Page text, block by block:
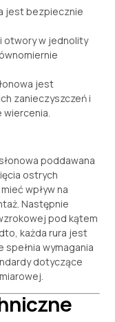
jest bezpiecznie
otwory w jednolity
jest
zanieczyszczeń i
wiercenia.
poddawana
ostrych
wpływ na
Następnie
pod kątem
każda rura jest
spełnia wymagania
dotyczące